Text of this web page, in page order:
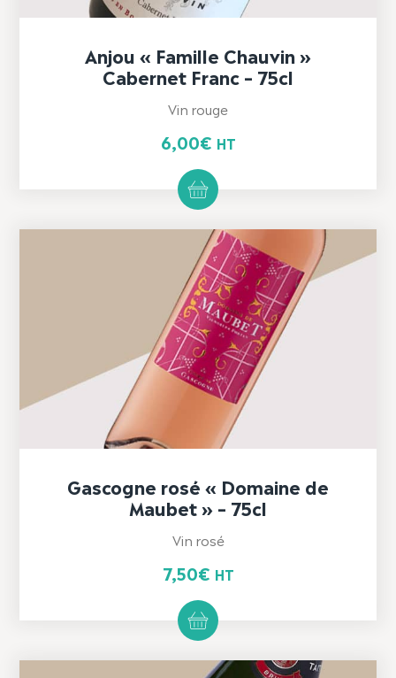
Anjou « Famille Chauvin »
Cabernet Franc – 75cl
Vin rouge
6,00€ HT
Gascogne rosé « Domaine de
Maubet » – 75cl
Vin rosé
7,50€ HT